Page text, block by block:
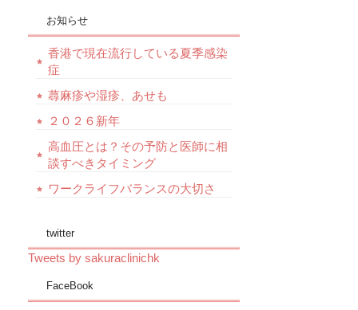
お知らせ
香港で現在流行している夏季感染
症
蕁麻疹や湿疹、あせも
２０２６新年
高血圧とは？その予防と医師に相
談すべきタイミング
ワークライフバランスの大切さ
twitter
Tweets by sakuraclinichk
FaceBook